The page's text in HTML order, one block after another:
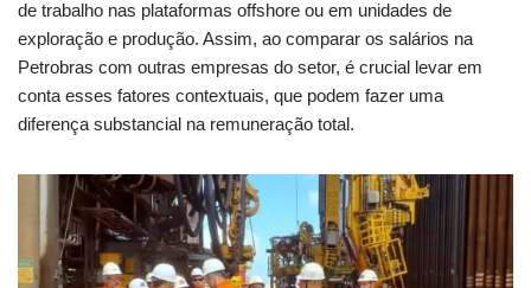
de trabalho nas plataformas offshore ou em unidades de
exploração e produção. Assim, ao comparar os salários na
Petrobras com outras empresas do setor, é crucial levar em
conta esses fatores contextuais, que podem fazer uma
diferença substancial na remuneração total.